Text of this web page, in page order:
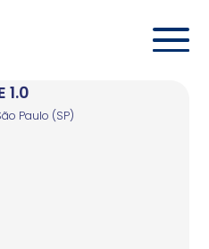
1.0
Paulo (SP)